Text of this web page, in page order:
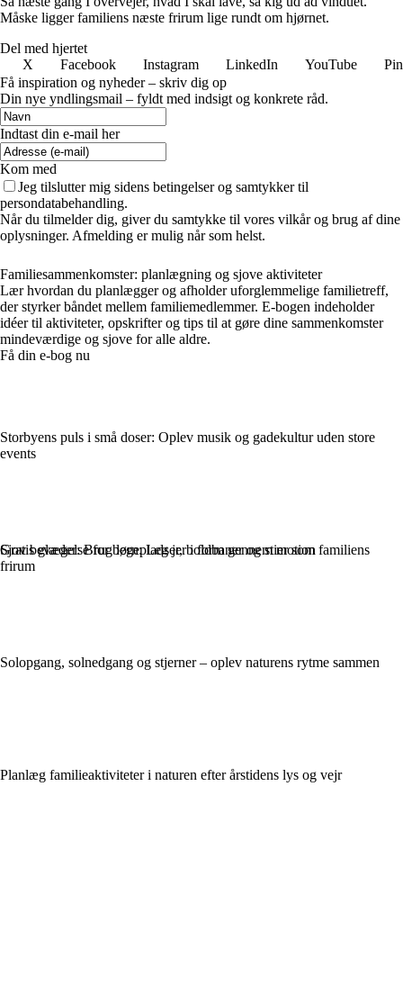
Måske ligger familiens næste frirum lige rundt om hjørnet.
Del med hjertet
X
Facebook Instagram LinkedIn YouTube
Få inspiration og nyheder – skriv dig op
Din nye yndlingsmail – fyldt med indsigt og konkrete råd.
Indtast din e-mail her
Kom med
Jeg tilslutter mig sidens betingelser og samtykker til
persondatabehandling.
Når du tilmelder dig, giver du samtykke til vores vilkår og brug af dine
oplysninger. Afmelding er mulig når som helst.
Familiesammenkomster: planlægning og sjove aktiviteter
Lær hvordan du planlægger og afholder uforglemmelige familietreff,
der styrker båndet mellem familiemedlemmer. E-bogen indeholder
idéer til aktiviteter, opskrifter og tips til at gøre dine sammenkomster
mindeværdige og sjove for alle aldre.
Få din e-bog nu
Storbyens puls i små doser: Oplev musik og gadekultur uden store
events
Gratis glæder: Brug legepladser, boldbaner og stier som familiens
frirum
Solopgang, solnedgang og stjerner – oplev naturens rytme sammen
Planlæg familieaktiviteter i naturen efter årstidens lys og vejr
Sjov bevægelse for børn: Leg jer i form gennem motion